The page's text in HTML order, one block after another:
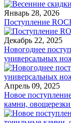
Январь 28, 2026
Поступление
Декабрь 22, 2025
Новогоднее
универсальных
Апрель 09, 2025
Новое
камни,